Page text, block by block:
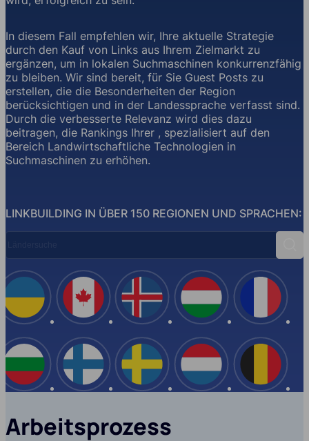
LINKBUILDING IN ÜBER 150 REGIONEN UND SPRACHEN:
In diesem Fall empfehlen wir, Ihre aktuelle Strategie
durch den Kauf von Links aus Ihrem Zielmarkt zu
ergänzen, um in lokalen Suchmaschinen konkurrenzfähig
zu bleiben. Wir sind bereit, für Sie Guest Posts zu
erstellen, die die Besonderheiten der Region
berücksichtigen und in der Landessprache verfasst sind.
Durch die verbesserte Relevanz wird dies dazu
beitragen, die Rankings Ihrer , spezialisiert auf den
Bereich Landwirtschaftliche Technologien in
Suchmaschinen zu erhöhen.
Spanien
USA
Italien
Türkei
Ukraine
Bulgarien
Kanada
Finnland
Island
Arbeitsprozess